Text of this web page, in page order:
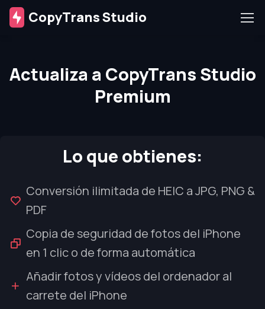
CopyTrans Studio
Actualiza a CopyTrans Studio
Premium
Lo que obtienes:
Conversión ilimitada de HEIC a JPG, PNG &
PDF
Copia de seguridad de fotos del iPhone
en 1 clic o de forma automática
Añadir fotos y vídeos del ordenador al
carrete del iPhone